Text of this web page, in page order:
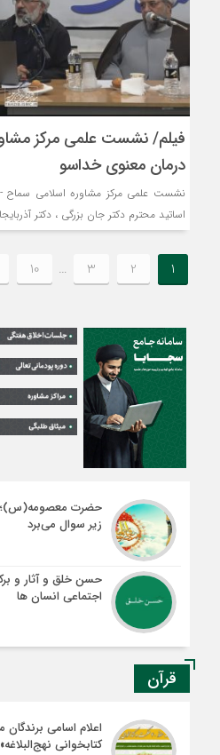
فیلم/ نشست علمی مرکز
درمان معنوی خداسو
نشست علمی مرکز مشاوره اسلامی سماح
اساتید محترم دکتر جان بزرگی ، دکتر
1
2
3
…
10
حضرت معصومه(س)؛
زیر سوال می‌برد
حسن خلق و آثار و
اجتماعی انسان ها
قرآن
اعلام اسامی
کتابخوانی نهج‌البلاغه»